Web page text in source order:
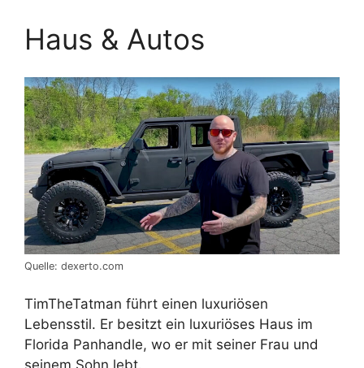
Haus & Autos
Quelle: dexerto.com
TimTheTatman führt einen luxuriösen
Lebensstil. Er besitzt ein luxuriöses Haus im
Florida Panhandle, wo er mit seiner Frau und